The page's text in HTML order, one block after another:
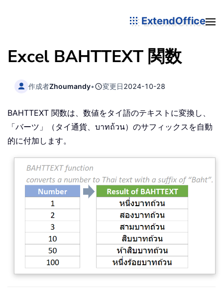
ExtendOffice
Excel BAHTTEXT 関数
作成者Zhoumandy• 変更日2024-10-28
BAHTTEXT 関数は、数値をタイ語のテキストに変換し、
「バーツ」（タイ通貨、บาทถ้วน）のサフィックスを自動
的に付加します。